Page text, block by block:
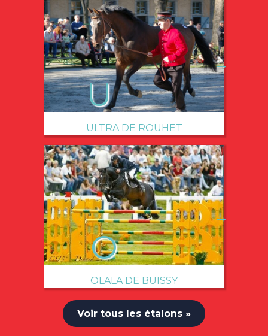
ULTRA DE ROUHET
→
OLALA DE BUISSY
→
Voir tous les étalons »